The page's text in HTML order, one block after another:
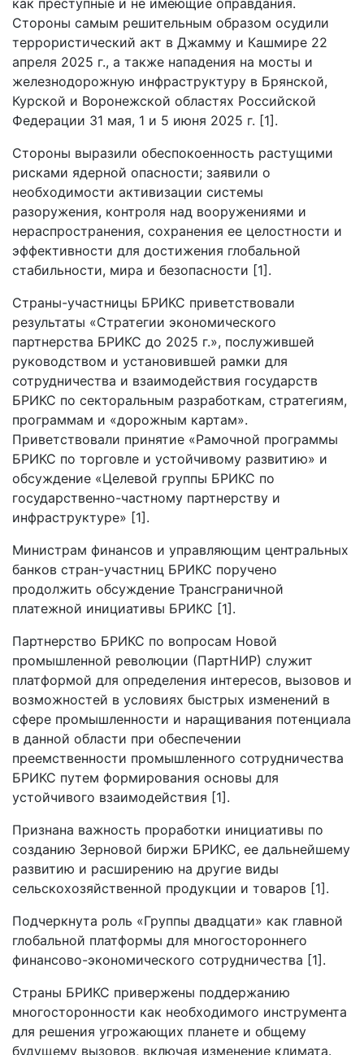
как преступные и не имеющие оправдания.
Стороны самым решительным образом осудили
террористический акт в Джамму и Кашмире 22
апреля 2025 г., а также нападения на мосты и
железнодорожную инфраструктуру в Брянской,
Курской и Воронежской областях Российской
Федерации 31 мая, 1 и 5 июня 2025 г. [1].
Стороны выразили обеспокоенность растущими
рисками ядерной опасности; заявили о
необходимости активизации системы
разоружения, контроля над вооружениями и
нераспространения, сохранения ее целостности и
эффективности для достижения глобальной
стабильности, мира и безопасности [1].
Страны-участницы БРИКС приветствовали
результаты «Стратегии экономического
партнерства БРИКС до 2025 г.», послужившей
руководством и установившей рамки для
сотрудничества и взаимодействия государств
БРИКС по секторальным разработкам, стратегиям,
программам и «дорожным картам».
Приветствовали принятие «Рамочной программы
БРИКС по торговле и устойчивому развитию» и
обсуждение «Целевой группы БРИКС по
государственно-частному партнерству и
инфраструктуре» [1].
Министрам финансов и управляющим центральных
банков стран-участниц БРИКС поручено
продолжить обсуждение Трансграничной
платежной инициативы БРИКС [1].
Партнерство БРИКС по вопросам Новой
промышленной революции (ПартНИР) служит
платформой для определения интересов, вызовов и
возможностей в условиях быстрых изменений в
сфере промышленности и наращивания потенциала
в данной области при обеспечении
преемственности промышленного сотрудничества
БРИКС путем формирования основы для
устойчивого взаимодействия [1].
Признана важность проработки инициативы по
созданию Зерновой биржи БРИКС, ее дальнейшему
развитию и расширению на другие виды
сельскохозяйственной продукции и товаров [1].
Подчеркнута роль «Группы двадцати» как главной
глобальной платформы для многостороннего
финансово-экономического сотрудничества [1].
Страны БРИКС привержены поддержанию
многосторонности как необходимого инструмента
для решения угрожающих планете и общему
будущему вызовов, включая изменение климата.